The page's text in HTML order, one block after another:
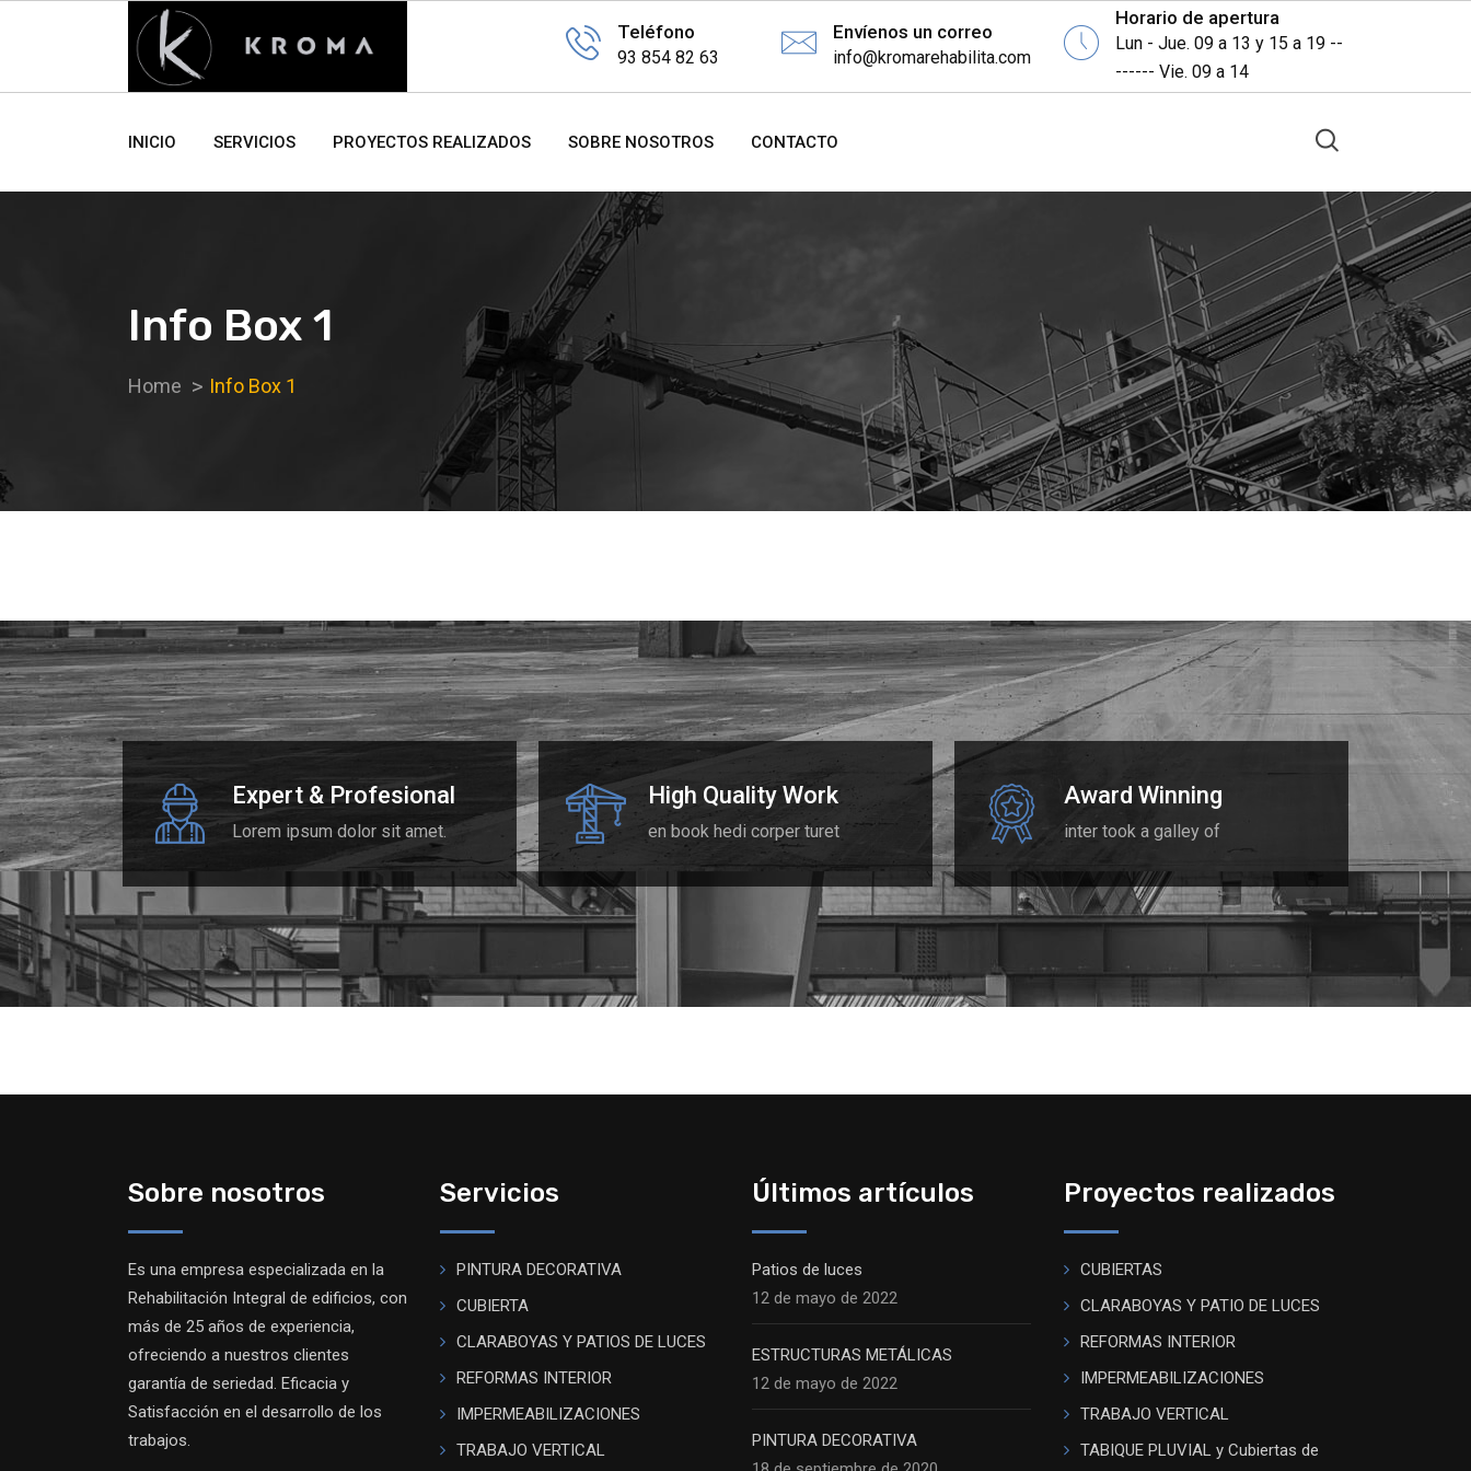
Teléfono
93 854 82 63
Envíenos un correo
info@kromarehabilita.com
Horario de apertura
Lun - Jue. 09 a 13 y 15 a 19 --
------ Vie. 09 a 14
INICIO SERVICIOS PROYECTOS REALIZADOS SOBRE NOSOTROS CONTACTO
Info Box 1
Home Info Box 1
Expert & Profesional
Lorem ipsum dolor sit amet.
High Quality Work
en book hedi corper turet
Award Winning
inter took a galley of
Sobre nosotros
Es una empresa especializada en la
Rehabilitación Integral de edificios, con
más de 25 años de experiencia,
ofreciendo a nuestros clientes
garantía de seriedad. Eficacia y
Satisfacción en el desarrollo de los
trabajos.
Servicios
PINTURA DECORATIVA
CUBIERTA
CLARABOYAS Y PATIOS DE LUCES
REFORMAS INTERIOR
IMPERMEABILIZACIONES
TRABAJO VERTICAL
Últimos artículos
Patios de luces
12 de mayo de 2022
ESTRUCTURAS METÁLICAS
12 de mayo de 2022
PINTURA DECORATIVA
Proyectos realizados
CUBIERTAS
CLARABOYAS Y PATIO DE LUCES
REFORMAS INTERIOR
IMPERMEABILIZACIONES
TRABAJO VERTICAL
TABIQUE PLUVIAL y Cubiertas de